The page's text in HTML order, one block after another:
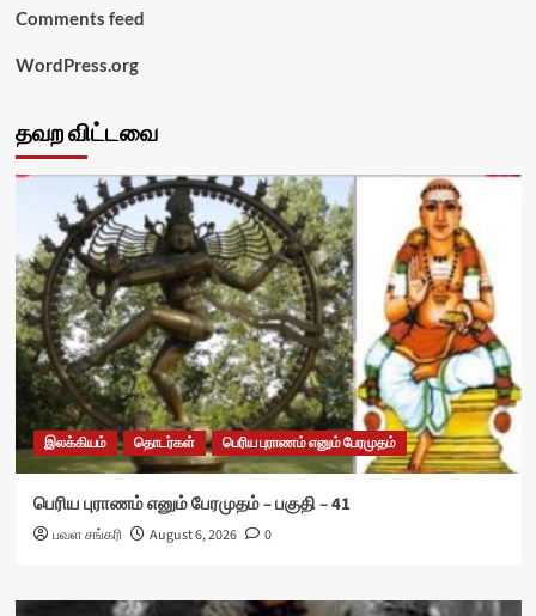
Comments feed
WordPress.org
தவற விட்டவை
இலக்கியம் தொடர்கள் பெரிய புராணம் எனும் பேரமுதம்
பெரிய புராணம் எனும் பேரமுதம் – பகுதி – 41
பவள சங்கரி August 6, 2026 0